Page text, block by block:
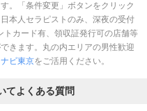
。「条件変更」ボタンをクリック
本人セラピストのみ、深夜の受付
カード有、領収証発行可の店舗等
きます。丸の内エリアの男性歓迎
ビ東京をご活用ください。
てよくある質問